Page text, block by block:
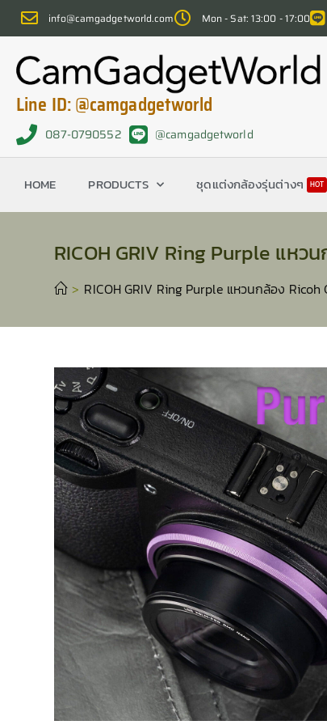
info@camgadgetworld.com Mon - Sat: 13:00 - 17:00
Line ID: @camgadgetworld
087-0790552 @camgadgetworld
HOME PRODUCTS ชุดแต่งกล้องรุ่นต่างๆ HOT
RICOH GRIV Ring Purple แห
> RICOH GRIV Ring Purple แหวนกล้อง